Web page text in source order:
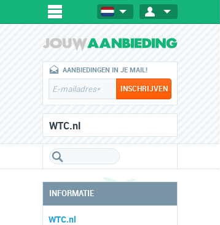
AANBIEDINGEN IN JE MAIL!
WTC.nl
INFORMATIE
WTC.nl